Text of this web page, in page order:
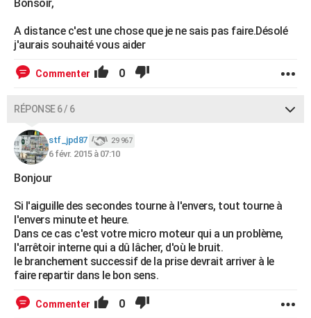
Bonsoir,
A distance c'est une chose que je ne sais pas faire.Désolé
j'aurais souhaité vous aider
Commenter 0
RÉPONSE 6 / 6
stf_jpd87 29 967
6 févr. 2015 à 07:10
Bonjour
Si l'aiguille des secondes tourne à l'envers, tout tourne à
l'envers minute et heure.
Dans ce cas c'est votre micro moteur qui a un problème,
l'arrêtoir interne qui a dû lâcher, d'où le bruit.
le branchement successif de la prise devrait arriver à le
faire repartir dans le bon sens.
Commenter 0